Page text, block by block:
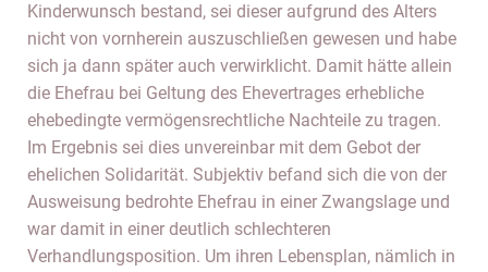
Kinderwunsch bestand, sei dieser aufgrund des Alters
nicht von vornherein auszuschließen gewesen und habe
sich ja dann später auch verwirklicht. Damit hätte allein
die Ehefrau bei Geltung des Ehevertrages erhebliche
ehebedingte vermögensrechtliche Nachteile zu tragen.
Im Ergebnis sei dies unvereinbar mit dem Gebot der
ehelichen Solidarität. Subjektiv befand sich die von der
Ausweisung bedrohte Ehefrau in einer Zwangslage und
war damit in einer deutlich schlechteren
Verhandlungsposition. Um ihren Lebensplan, nämlich in